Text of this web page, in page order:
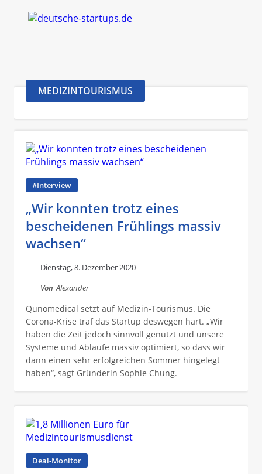
MEDIZINTOURISMUS
#Interview
„Wir konnten trotz eines
bescheidenen Frühlings massiv
wachsen“
Dienstag, 8. Dezember 2020
Von Alexander
Qunomedical setzt auf Medizin-Tourismus. Die
Corona-Krise traf das Startup deswegen hart. „Wir
haben die Zeit jedoch sinnvoll genutzt und unsere
Systeme und Abläufe massiv optimiert, so dass wir
dann einen sehr erfolgreichen Sommer hingelegt
haben“, sagt Gründerin Sophie Chung.
Deal-Monitor